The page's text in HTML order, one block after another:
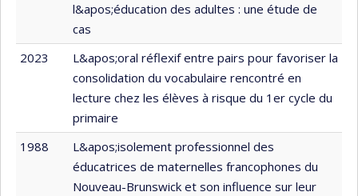
l&apos;éducation des adultes : une étude de
cas
2023
L&apos;oral réflexif entre pairs pour favoriser la
consolidation du vocabulaire rencontré en
lecture chez les élèves à risque du 1er cycle du
primaire
1988
L&apos;isolement professionnel des
éducatrices de maternelles francophones du
Nouveau-Brunswick et son influence sur leur